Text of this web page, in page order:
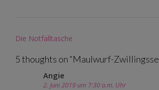
Post
Die Notfalltasche
5 thoughts on “Maulwurf-
Angie
2. Juni 2019 um 7:30 a.m. Uhr